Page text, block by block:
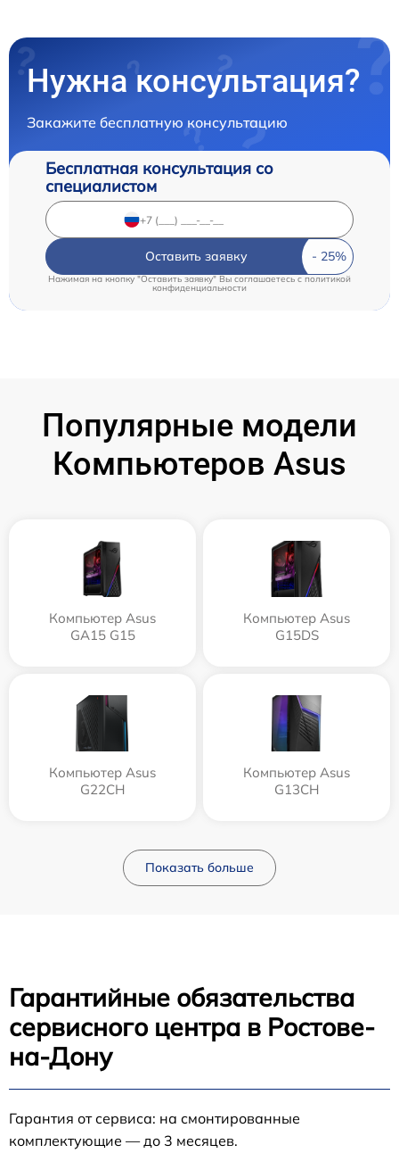
Нужна консультация?
Закажите бесплатную консультацию
Бесплатная консультация со
специалистом
Оставить заявку
Нажимая на кнопку "Оставить заявку" Вы соглашаетесь c политикой
конфиденциальности
Популярные модели
Компьютеров Asus
Компьютер Asus
GA15 G15
Компьютер Asus
G15DS
Компьютер Asus
G22CH
Компьютер Asus
G13CH
Показать больше
Гарантийные обязательства
сервисного центра в Ростове-
на-Дону
Гарантия от сервиса: на смонтированные
комплектующие — до 3 месяцев.